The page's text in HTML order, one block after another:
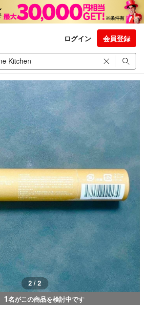
ログイン 会員登録
2 / 2
1名がこの商品を検討中です